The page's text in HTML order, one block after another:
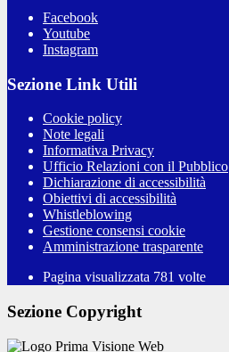
Facebook
Youtube
Instagram
Sezione Link Utili
Cookie policy
Note legali
Informativa Privacy
Ufficio Relazioni con il Pubblico
Dichiarazione di accessibilità
Obiettivi di accessibilità
Whistleblowing
Gestione consensi cookie
Amministrazione trasparente
Pagina visualizzata 781 volte
Sezione Copyright